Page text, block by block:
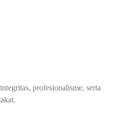
profesionalisme, serta